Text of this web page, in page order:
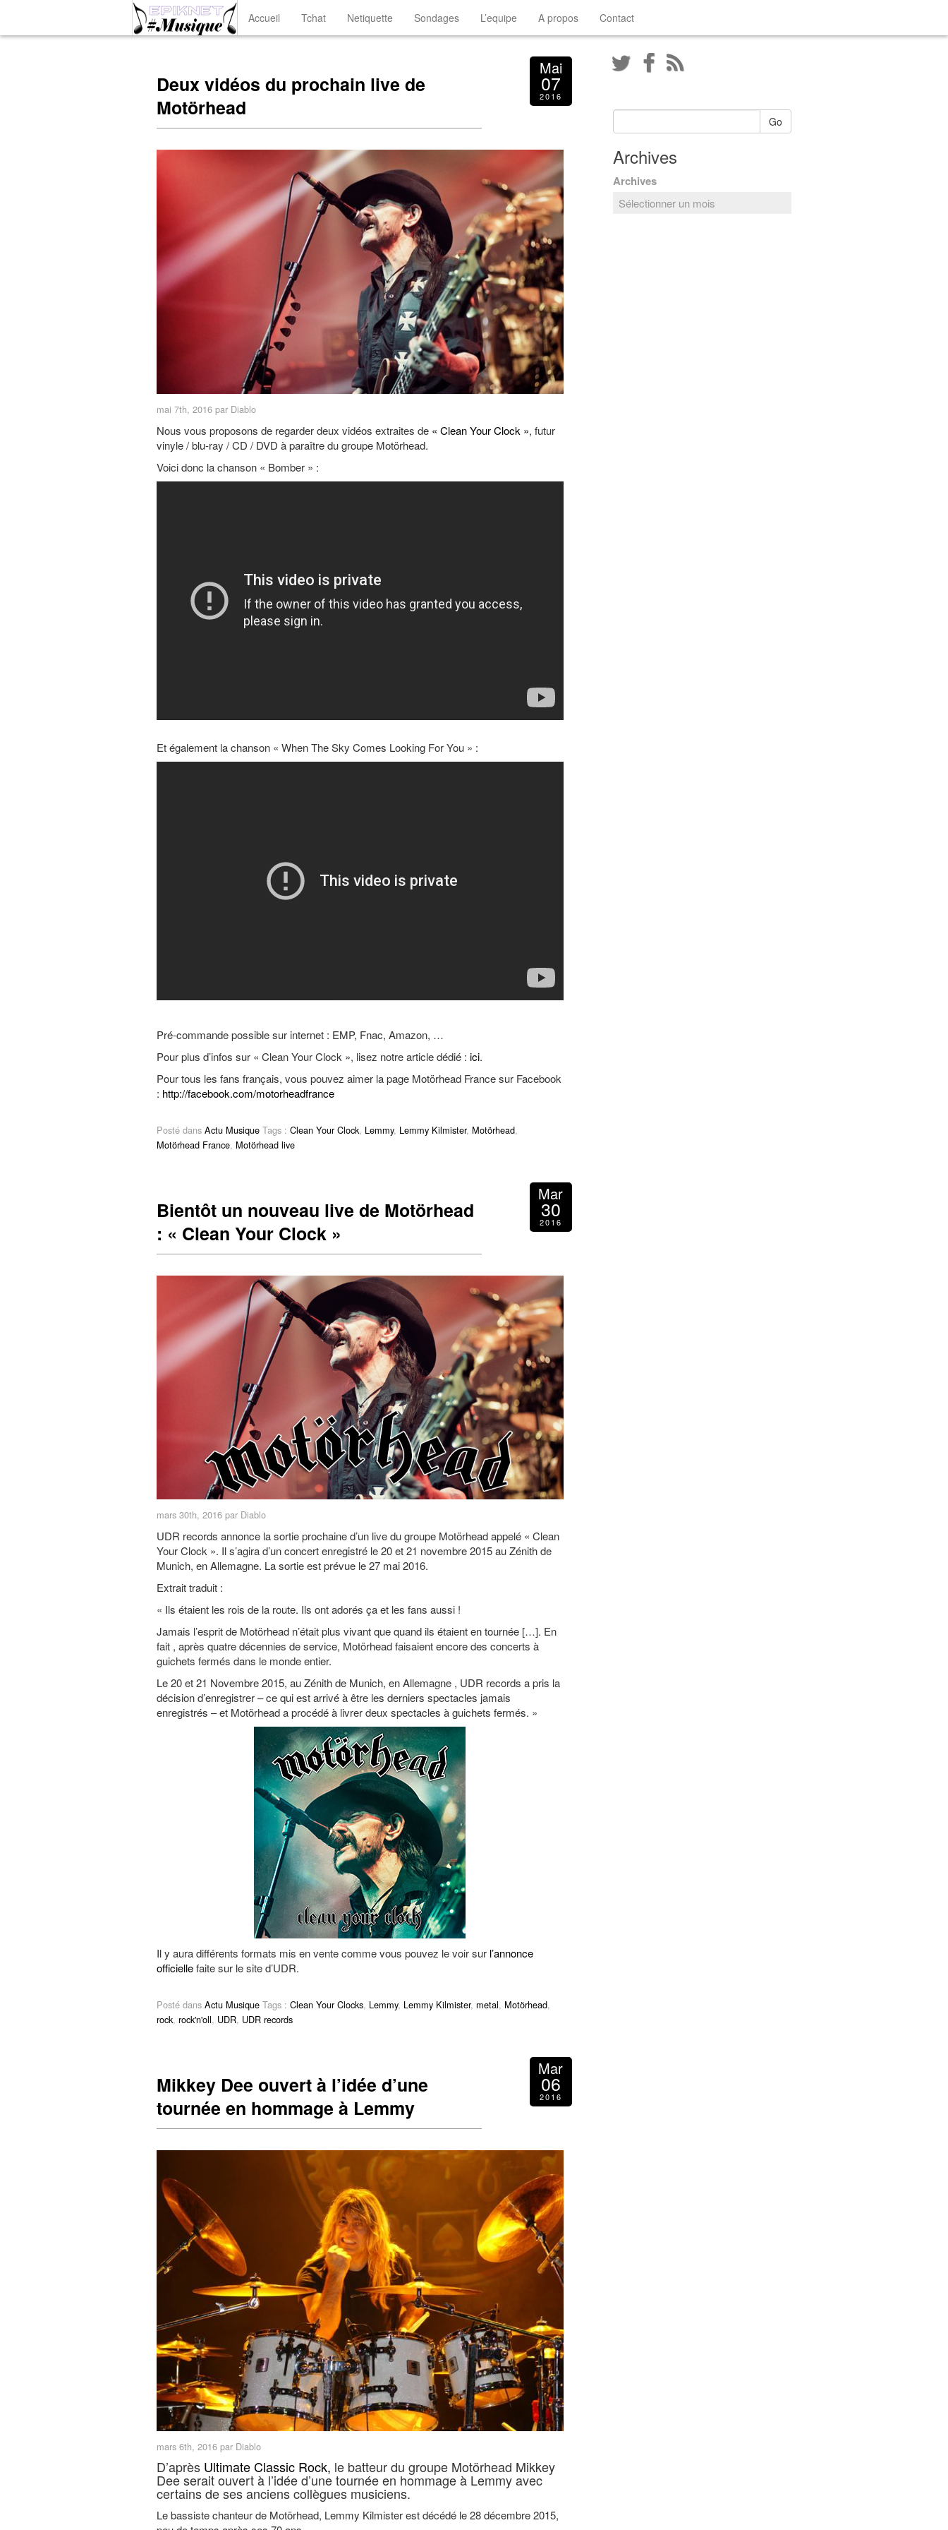
Accueil Tchat Netiquette Sondages L’equipe A propos Contact
Deux vidéos du prochain live de
Motörhead
Mai
07
2016
mai 7th, 2016 par Diablo
Nous vous proposons de regarder deux vidéos extraites de « Clean Your Clock », futur
vinyle / blu-ray / CD / DVD à paraître du groupe Motörhead.
Voici donc la chanson « Bomber » :
Et également la chanson « When The Sky Comes Looking For You » :
Pré-commande possible sur internet : EMP, Fnac, Amazon, …
Pour plus d’infos sur « Clean Your Clock », lisez notre article dédié : ici.
Pour tous les fans français, vous pouvez aimer la page Motörhead France sur Facebook
: http://facebook.com/motorheadfrance
Posté dans Actu Musique Tags : Clean Your Clock, Lemmy, Lemmy Kilmister, Motörhead,
Motörhead France, Motörhead live
Bientôt un nouveau live de Motörhead
: « Clean Your Clock »
Mar
30
2016
mars 30th, 2016 par Diablo
UDR records annonce la sortie prochaine d’un live du groupe Motörhead appelé « Clean
Your Clock ». Il s’agira d’un concert enregistré le 20 et 21 novembre 2015 au Zénith de
Munich, en Allemagne. La sortie est prévue le 27 mai 2016.
Extrait traduit :
« Ils étaient les rois de la route. Ils ont adorés ça et les fans aussi !
Jamais l’esprit de Motörhead n’était plus vivant que quand ils étaient en tournée […]. En
fait , après quatre décennies de service, Motörhead faisaient encore des concerts à
guichets fermés dans le monde entier.
Le 20 et 21 Novembre 2015, au Zénith de Munich, en Allemagne , UDR records a pris la
décision d’enregistrer – ce qui est arrivé à être les derniers spectacles jamais
enregistrés – et Motörhead a procédé à livrer deux spectacles à guichets fermés. »
Il y aura différents formats mis en vente comme vous pouvez le voir sur l’annonce
officiellefaite sur le site d’UDR.
Posté dans Actu Musique Tags : Clean Your Clocks, Lemmy, Lemmy Kilmister, metal, Motörhead,
rock, rock'n'oll, UDR, UDR records
Mikkey Dee ouvert à l’idée d’une
tournée en hommage à Lemmy
Mar
06
2016
mars 6th, 2016 par Diablo
D’après Ultimate Classic Rock, le batteur du groupe Motörhead Mikkey
Dee serait ouvert à l’idée d’une tournée en hommage à Lemmy avec
certains de ses anciens collègues musiciens.
Le bassiste chanteur de Motörhead, Lemmy Kilmister est décédé le 28 décembre 2015,
Go
Archives
Archives